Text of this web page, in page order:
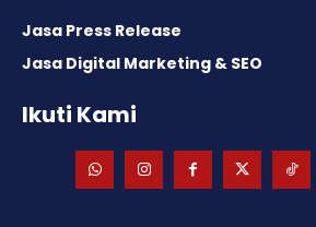
Jasa Press Release
Jasa Digital Marketing & SEO
Ikuti Kami